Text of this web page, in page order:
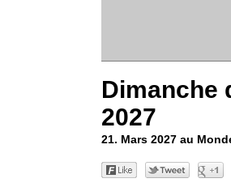
Dimanche
2027
21. Mars 2027 au